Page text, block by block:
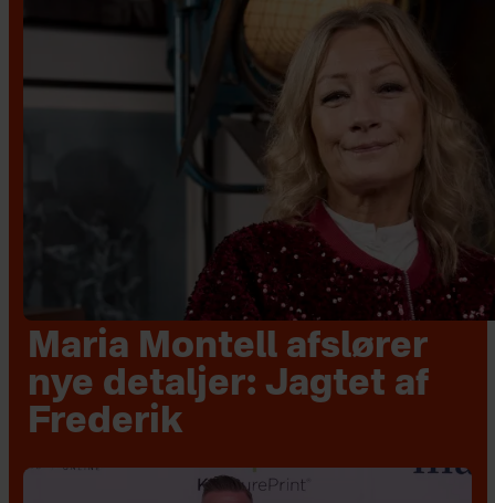
Maria Montell afslører
nye detaljer: Jagtet af
Frederik